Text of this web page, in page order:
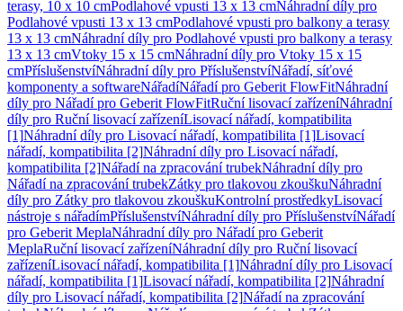
terasy, 10 x 10 cmPodlahové vpusti 13 x 13 cmNáhradní díly pro
Podlahové vpusti 13 x 13 cmPodlahové vpusti pro balkony a terasy
13 x 13 cmNáhradní díly pro Podlahové vpusti pro balkony a terasy
13 x 13 cmVtoky 15 x 15 cmNáhradní díly pro Vtoky 15 x 15
cmPříslušenstvíNáhradní díly pro PříslušenstvíNářadí, síťové
komponenty a softwareNářadíNářadí pro Geberit FlowFitNáhradní
díly pro Nářadí pro Geberit FlowFitRuční lisovací zařízeníNáhradní
díly pro Ruční lisovací zařízeníLisovací nářadí, kompatibilita
[1]Náhradní díly pro Lisovací nářadí, kompatibilita [1]Lisovací
nářadí, kompatibilita [2]Náhradní díly pro Lisovací nářadí,
kompatibilita [2]Nářadí na zpracování trubekNáhradní díly pro
Nářadí na zpracování trubekZátky pro tlakovou zkouškuNáhradní
díly pro Zátky pro tlakovou zkouškuKontrolní prostředkyLisovací
nástroje s nářadímPříslušenstvíNáhradní díly pro PříslušenstvíNářadí
pro Geberit MeplaNáhradní díly pro Nářadí pro Geberit
MeplaRuční lisovací zařízeníNáhradní díly pro Ruční lisovací
zařízeníLisovací nářadí, kompatibilita [1]Náhradní díly pro Lisovací
nářadí, kompatibilita [1]Lisovací nářadí, kompatibilita [2]Náhradní
díly pro Lisovací nářadí, kompatibilita [2]Nářadí na zpracování